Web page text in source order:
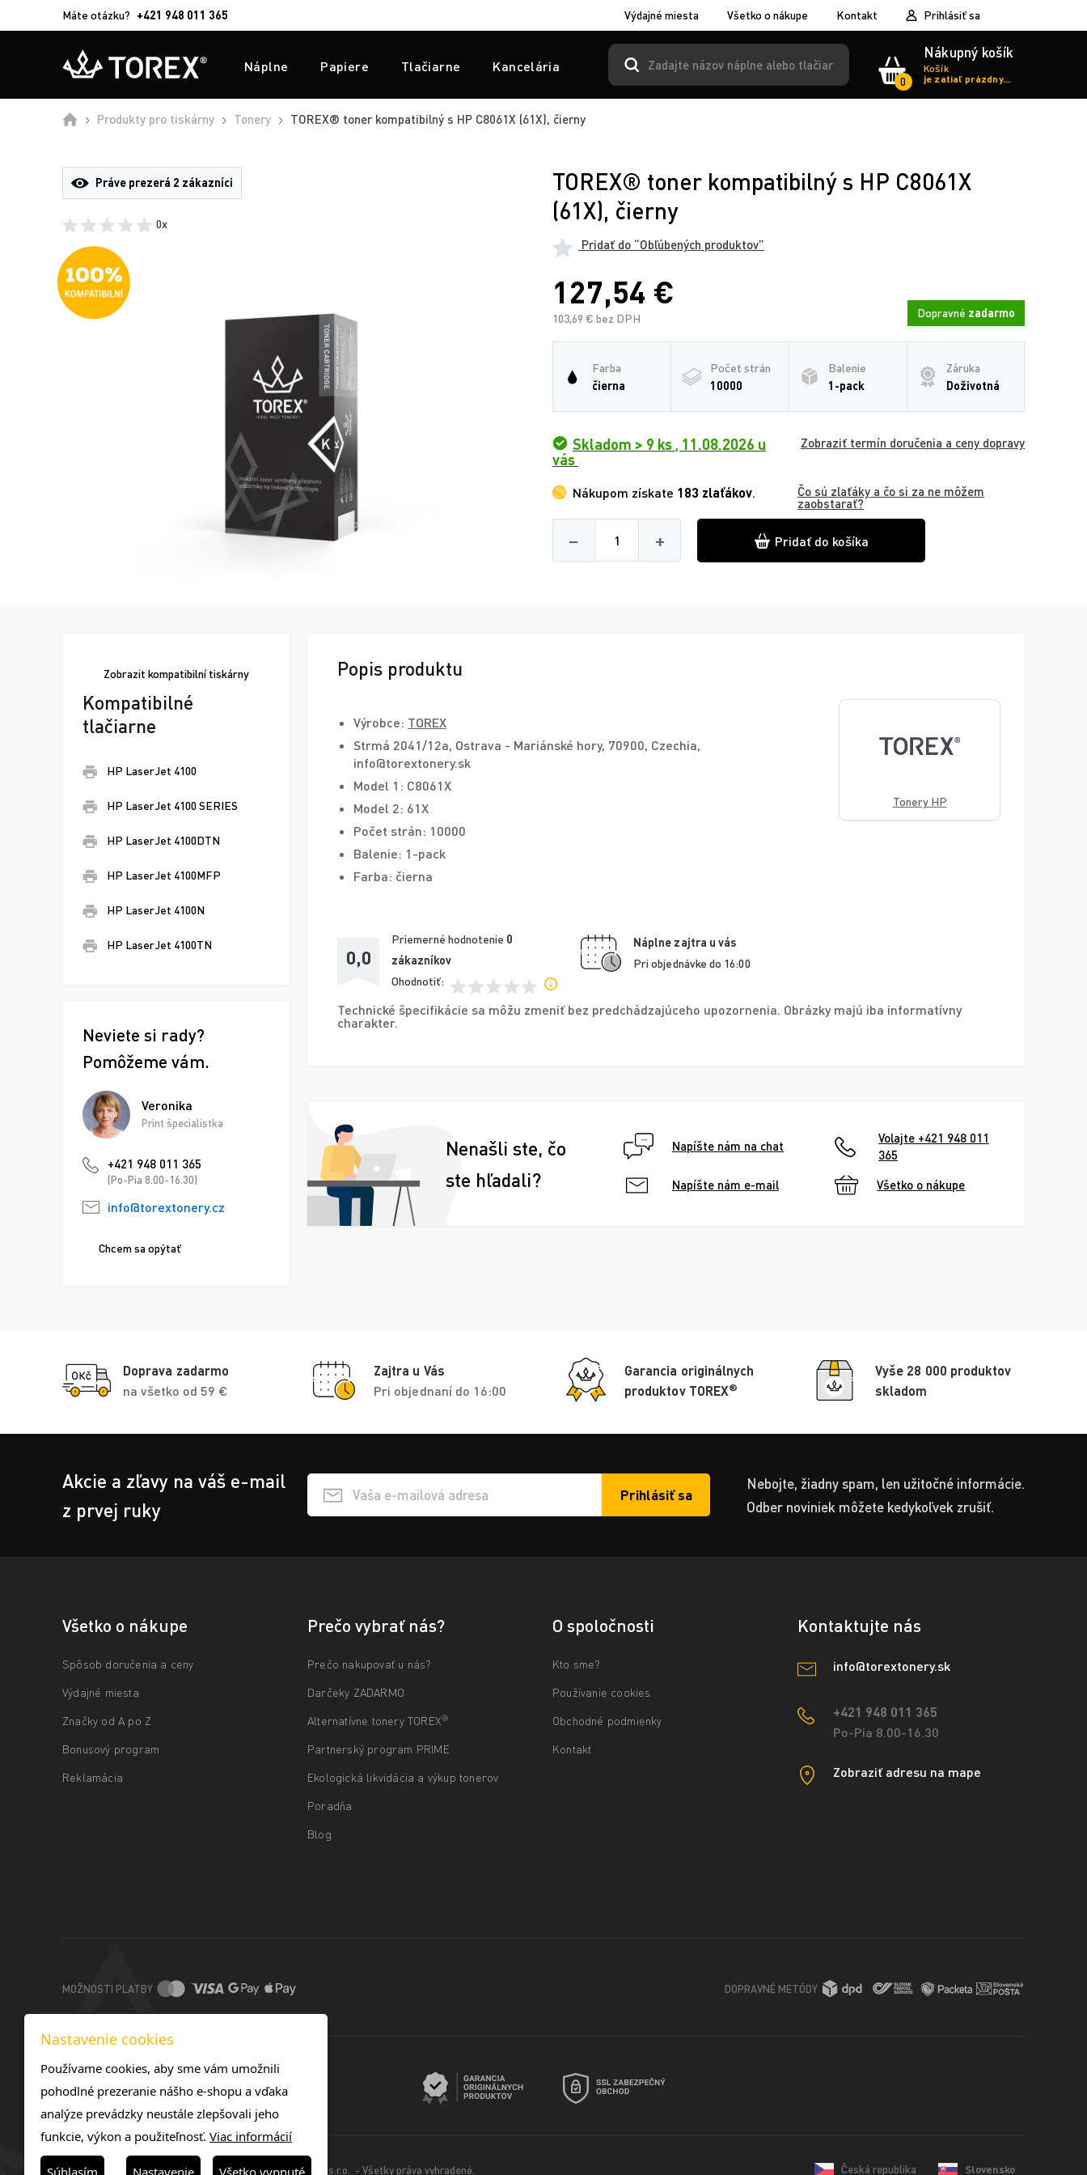
Máte otázku? +421 948 011 365 Výdajné miesta Všetko o nákupe Kontakt Prihlásiť sa
Náplne Papiere Tlačiarne Kancelária
0
Nákupný košík
Košík
je zatiaľ prázdny...
Produkty pro tiskárny Tonery TOREX® toner kompatibilný s HP C8061X (61X), čierny
Práve prezerá 2 zákazníci
0x
TOREX® toner kompatibilný s HP C8061X
(61X), čierny
Pridať do “Obľúbených produktov”
127,54 €
103,69 € bez DPH Dopravné zadarmo
Farba
čierna
Počet strán
10000
Balenie
1-pack
Záruka
Doživotná
Skladom > 9 ks , 11.08.2026 u
vás
Zobraziť termín doručenia a ceny dopravy
Nákupom získate 183 zlaťákov.
Čo sú zlaťáky a čo si za ne môžem
zaobstarať?
−
Množství
+ Pridať do košíka
Zobrazit kompatibilní tiskárny
Kompatibilné
tlačiarne
HP LaserJet 4100
HP LaserJet 4100 SERIES
HP LaserJet 4100DTN
HP LaserJet 4100MFP
HP LaserJet 4100N
HP LaserJet 4100TN
Neviete si rady?
Pomôžeme vám.
Veronika
Print špecialistka
+421 948 011 365
(Po-Pia 8.00-16.30)
info@torextonery.cz
Chcem sa opýtať
Popis produktu
Výrobce: TOREX
Strmá 2041/12a, Ostrava - Mariánské hory, 70900, Czechia,
info@torextonery.sk
Model 1: C8061X
Model 2: 61X
Počet strán: 10000
Balenie: 1-pack
Farba: čierna
0,0
Priemerné hodnotenie 0
zákazníkov
Ohodnotiť:
Náplne zajtra u vás
Pri objednávke do 16:00
Tonery HP
Technické špecifikácie sa môžu zmeniť bez predchádzajúceho upozornenia. Obrázky majú iba informatívny
charakter.
Nenašli ste, čo
ste hľadali?
Napíšte nám na chat
Volajte +421 948 011
365
Napíšte nám e-mail Všetko o nákupe
Doprava zadarmo
na všetko od 59 €
Zajtra u Vás
Pri objednaní do 16:00
Garancia originálnych
produktov TOREX®
Vyše 28 000 produktov
skladom
Akcie a zľavy na váš e-mail
z prvej ruky
Přihlášení e-mailu k odběru Prihlásiť sa
Nebojte, žiadny spam, len užitočné informácie.
Odber noviniek môžete kedykoľvek zrušiť.
Všetko o nákupe
Spôsob doručenia a ceny
Výdajné miesta
Značky od A po Z
Bonusový program
Reklamácia
Prečo vybrať nás?
Prečo nakupovať u nás?
Darčeky ZADARMO
Alternatívne tonery TOREX®
Partnerský program PRIME
Ekologická likvidácia a výkup tonerov
Poradňa
Blog
O spoločnosti
Kto sme?
Používanie cookies
Obchodné podmienky
Kontakt
Kontaktujte nás
info@torextonery.sk
+421 948 011 365
Po-Pia 8.00-16.30
Zobraziť adresu na mape
MOŽNOSTI PLATBY DOPRAVNÉ METÓDY
© 2025 -TOREX TONERS SK s.r.o. - Všetky práva vyhradené. Česká republika Slovensko
Nastavenie cookies
Používame cookies, aby sme vám umožnili
pohodlné prezeranie nášho e-shopu a vďaka
analýze prevádzky neustále zlepšovali jeho
funkcie, výkon a použiteľnosť. Viac informácií
Súhlasím Nastavenie Všetko vypnuté